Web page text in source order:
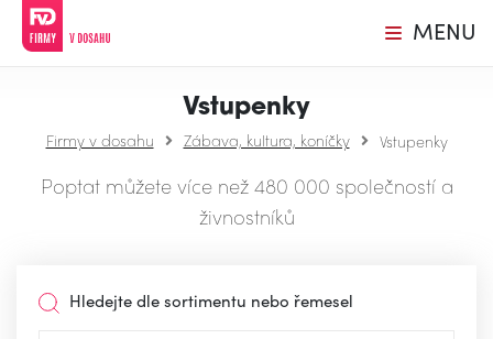
MENU
Vstupenky
Firmy v dosahu Zábava, kultura, koníčky Vstupenky
Poptat můžete více než 480 000 společností a
živnostníků
Hledejte dle sortimentu nebo řemesel